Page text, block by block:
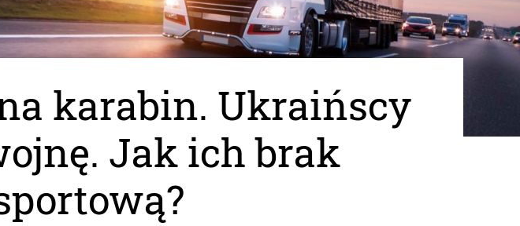
karabin. Ukraińscy
Jak ich brak